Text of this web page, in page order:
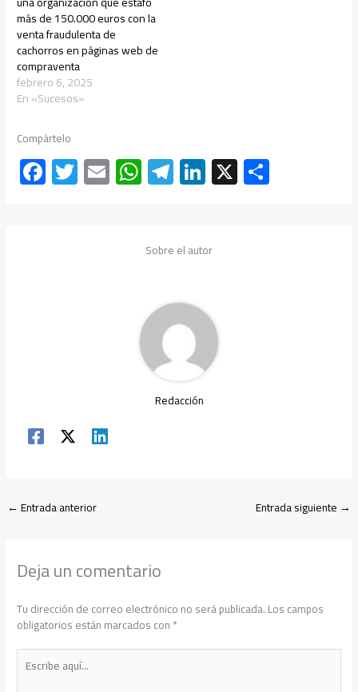
más de 150.000 euros con la
venta fraudulenta de
cachorros en páginas web de
compraventa
febrero 6, 2025
En «Sucesos»
Compártelo
F
ac
T
wi
E
m
W
h
s
p
p
Te
le
a
Li
nk
dI
X
Sobre el autor
Redacción
←Entrada anterior Entrada siguiente →
Deja un comentario
Tu dirección de correo electrónico no será publicada.Los campos
obligatorios están marcados con*
Escribe
aquí...